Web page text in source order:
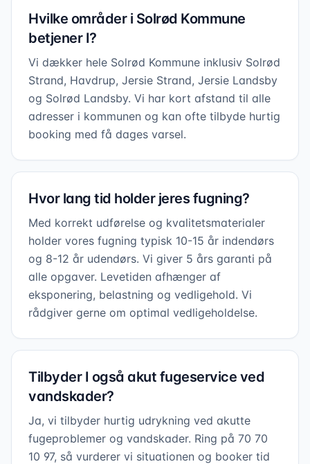
Hvilke områder i Solrød Kommune
betjener I?
Vi dækker hele Solrød Kommune inklusiv Solrød
Strand, Havdrup, Jersie Strand, Jersie Landsby
og Solrød Landsby. Vi har kort afstand til alle
adresser i kommunen og kan ofte tilbyde hurtig
booking med få dages varsel.
Hvor lang tid holder jeres fugning?
Med korrekt udførelse og kvalitetsmaterialer
holder vores fugning typisk 10-15 år indendørs
og 8-12 år udendørs. Vi giver 5 års garanti på
alle opgaver. Levetiden afhænger af
eksponering, belastning og vedligehold. Vi
rådgiver gerne om optimal vedligeholdelse.
Tilbyder I også akut fugeservice ved
vandskader?
Ja, vi tilbyder hurtig udrykning ved akutte
fugeproblemer og vandskader. Ring på 70 70
10 97, så vurderer vi situationen og booker tid